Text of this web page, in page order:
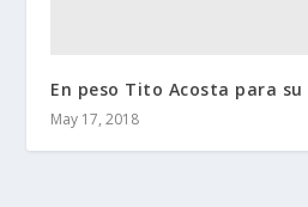
En peso Tito Acosta para
May 17, 2018